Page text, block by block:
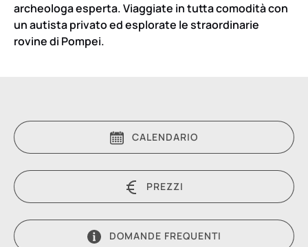
archeologa esperta. Viaggiate in tutta comodità con
un autista privato ed esplorate le straordinarie
rovine di Pompei.
CALENDARIO
PREZZI
DOMANDE FREQUENTI